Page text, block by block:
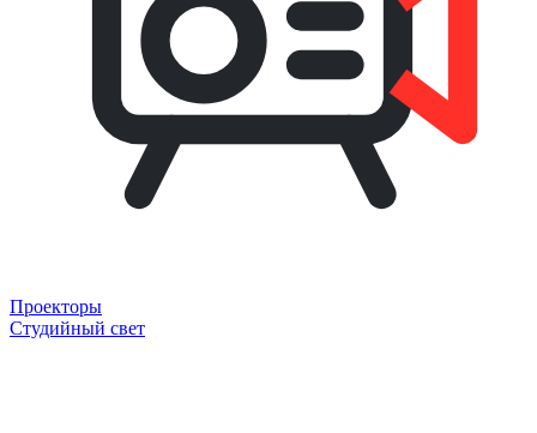
Проекторы
Студийный свет